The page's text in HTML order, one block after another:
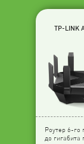
TP-LINK
Роутер 6-го
до гигабита